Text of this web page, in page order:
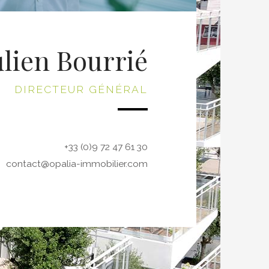
Bourrié
DIRECTEUR GÉNÉRAL
+33 (0)9 72 47 61 30
contact@opalia-immobilier.com